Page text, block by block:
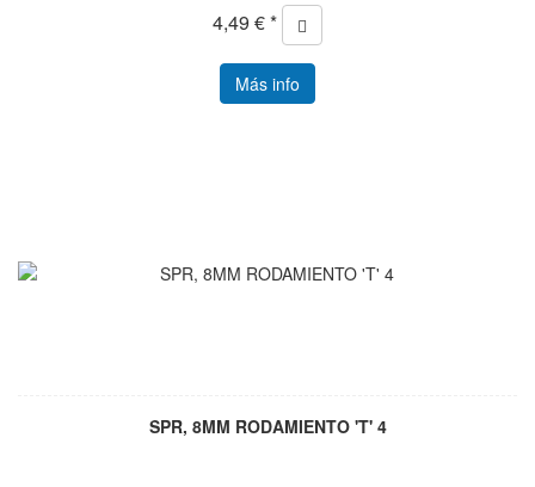
4,49 € *
Más info
SPR, 8MM RODAMIENTO 'T' 4